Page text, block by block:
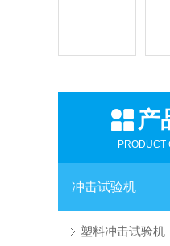
产
PRODUCT
冲击试验机
塑料冲击试验机